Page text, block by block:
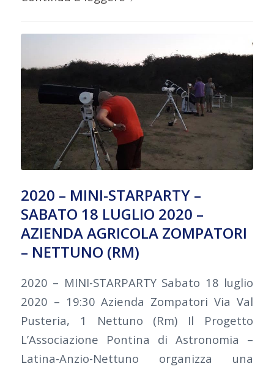
2020 – MINI-STARPARTY –
SABATO 18 LUGLIO 2020 –
AZIENDA AGRICOLA ZOMPATORI
– NETTUNO (RM)
2020 – MINI-STARPARTY Sabato 18 luglio
2020 – 19:30 Azienda Zompatori Via Val
Pusteria, 1 Nettuno (Rm) Il Progetto
L’Associazione Pontina di Astronomia –
Latina-Anzio-Nettuno organizza una